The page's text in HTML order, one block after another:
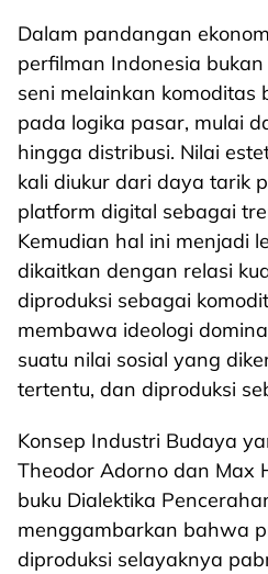
Dalam pandangan
perfilman Indonesia
seni melainkan komoditas
pada logika pasar, mulai
hingga distribusi. Nilai
kali diukur dari daya tarik
platform digital sebagai
Kemudian hal ini menjadi
dikaitkan dengan relasi
diproduksi sebagai
membawa ideologi
suatu nilai sosial yang
tertentu, dan diproduksi
Konsep Industri Budaya
Theodor Adorno dan Max
buku Dialektika
menggambarkan bahwa
diproduksi selayaknya